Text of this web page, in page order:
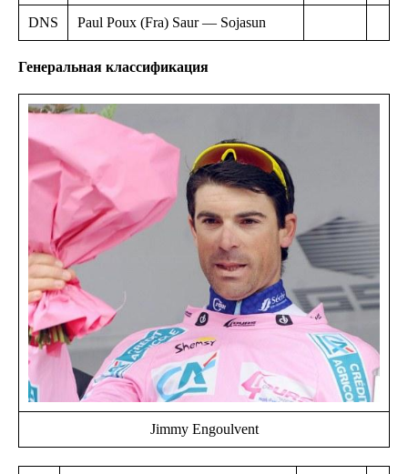
DNS Paul Poux (Fra) Saur — Sojasun
Генеральная классификация
Jimmy Engoulvent